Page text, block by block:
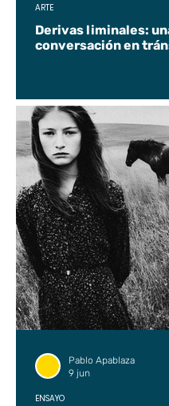
Derivas liminales:
conversación en
ARTE
ENSAYO
Pablo Apablaza
9 jun